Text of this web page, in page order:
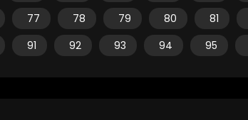
77 78 79 80 81
91 92 93 94 95